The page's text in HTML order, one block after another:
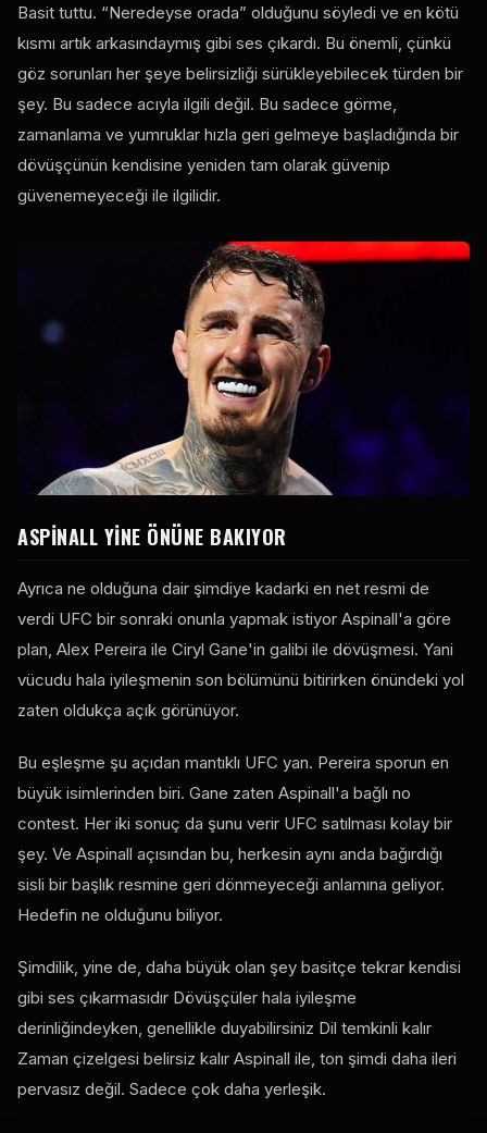
Basit tuttu. “Neredeyse orada” olduğunu söyledi ve en kötü
kısmı artık arkasındaymış gibi ses çıkardı. Bu önemli, çünkü
göz sorunları her şeye belirsizliği sürükleyebilecek türden bir
şey. Bu sadece acıyla ilgili değil. Bu sadece görme,
zamanlama ve yumruklar hızla geri gelmeye başladığında bir
dövüşçünün kendisine yeniden tam olarak güvenip
güvenemeyeceği ile ilgilidir.
ASPINALL YINE ÖNÜNE BAKIYOR
Ayrıca ne olduğuna dair şimdiye kadarki en net resmi de
verdi UFC bir sonraki onunla yapmak istiyor Aspinall'a göre
plan, Alex Pereira ile Ciryl Gane'in galibi ile dövüşmesi. Yani
vücudu hala iyileşmenin son bölümünü bitirirken önündeki yol
zaten oldukça açık görünüyor.
Bu eşleşme şu açıdan mantıklı UFC yan. Pereira sporun en
büyük isimlerinden biri. Gane zaten Aspinall'a bağlı no
contest. Her iki sonuç da şunu verir UFC satılması kolay bir
şey. Ve Aspinall açısından bu, herkesin aynı anda bağırdığı
sisli bir başlık resmine geri dönmeyeceği anlamına geliyor.
Hedefin ne olduğunu biliyor.
Şimdilik, yine de, daha büyük olan şey basitçe tekrar kendisi
gibi ses çıkarmasıdır Dövüşçüler hala iyileşme
derinliğindeyken, genellikle duyabilirsiniz Dil temkinli kalır
Zaman çizelgesi belirsiz kalır Aspinall ile, ton şimdi daha ileri
pervasız değil. Sadece çok daha yerleşik.